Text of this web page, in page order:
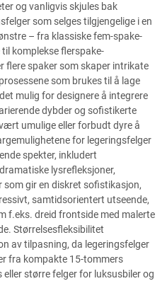
og vanligvis skjules bak
som selges tilgjengelige i en
– fra klassiske fem-spake-
komplekse flerspake-
flere spaker som skaper intrikate
som brukes til å lage
mulig for designere å integrere
dybder og sofistikerte
umulige eller forbudt dyre å
for legeringsfelger
spekter, inkludert
lysrefleksjoner,
gir en diskret sofistikasjon,
samtidsorientert utseende,
f.eks. dreid frontside med malerte
Størrelsesfleksibilitet
av tilpasning, da legeringsfelger
fra kompakte 15-tommers
større felger for luksusbiler og